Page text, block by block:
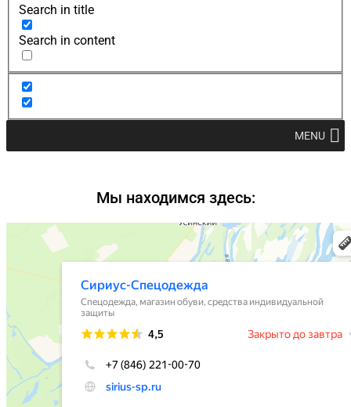
Search in title
Search in content
MENU
Мы находимся здесь: